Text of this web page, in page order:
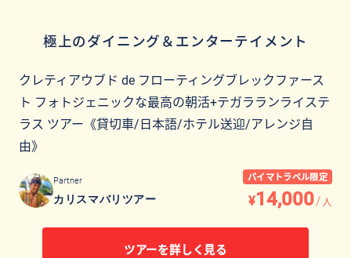
極上のダイニング＆エンターテイメント
クレティアウブド de フローティングブレックファース
ト フォトジェニックな最高の朝活+テガラランライステ
ラス ツアー《貸切車/日本語/ホテル送迎/アレンジ自
由》
Partner
カリスマバリツアー
バイマトラベル限定
¥14,000/ 人
ツアーを詳しく見る